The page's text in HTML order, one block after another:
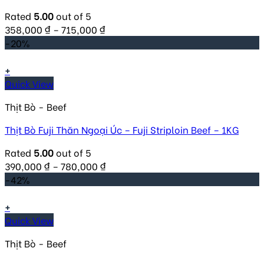
Rated 5.00out of 5
358,000 ₫ – 715,000 ₫
-20%
+
Quick View
Thịt Bò - Beef
Thịt Bò Fuji Thăn Ngoại Úc – Fuji Striploin Beef – 1KG
Rated 5.00out of 5
390,000 ₫ – 780,000 ₫
-42%
+
Quick View
Thịt Bò - Beef